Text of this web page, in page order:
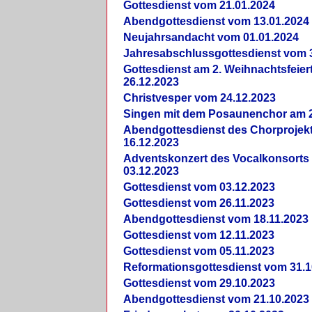
Gottesdienst vom 21.01.2024
Abendgottesdienst vom 13.01.2024
Neujahrsandacht vom 01.01.2024
Jahresabschlussgottesdienst vom
Gottesdienst am 2.
26.12.2023
Christvesper vom 24.12.2023
Singen mit dem Posaunenchor am
Abendgottesdienst des
16.12.2023
Adventskonzert des Vocalkonsorts
03.12.2023
Gottesdienst vom 03.12.2023
Gottesdienst vom 26.11.2023
Abendgottesdienst vom 18.11.2023
Gottesdienst vom 12.11.2023
Gottesdienst vom 05.11.2023
Reformationsgottesdienst vom
Gottesdienst vom 29.10.2023
Abendgottesdienst vom 21.10.2023